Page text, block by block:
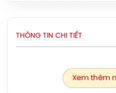
THÔNG TIN CHI TIẾT
Xem thêm
Vợt Cầu Lông
Liên hệ